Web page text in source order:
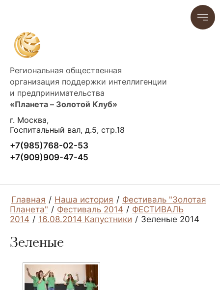
Региональная общественная
организация поддержки интеллигенции
и предпринимательства
«Планета – Золотой Клуб»
г. Москва,
Госпитальный вал, д.5, стр.18
+7(985)768-02-53
+7(909)909-47-45
Главная / Наша история / Фестиваль "Золотая
Планета" / Фестиваль 2014 / ФЕСТИВАЛЬ
2014 / 16.08.2014 Капустники / Зеленые 2014
Зеленые